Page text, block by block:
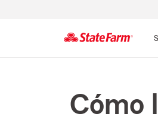
Cómo